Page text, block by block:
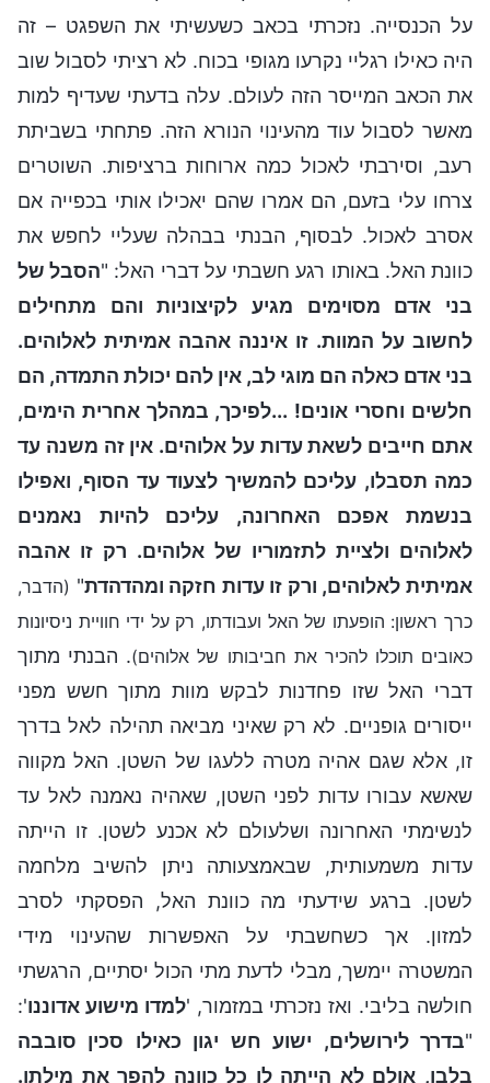
על הכנסייה. נזכרתי בכאב כשעשיתי את השפגט – זה
היה כאילו רגליי נקרעו מגופי בכוח. לא רציתי לסבול שוב
את הכאב המייסר הזה לעולם. עלה בדעתי שעדיף למות
מאשר לסבול עוד מהעינוי הנורא הזה. פתחתי בשביתת
רעב, וסירבתי לאכול כמה ארוחות ברציפות. השוטרים
צרחו עלי בזעם, הם אמרו שהם יאכילו אותי בכפייה אם
אסרב לאכול. לבסוף, הבנתי בבהלה שעליי לחפש את
כוונת האל. באותו רגע חשבתי על דברי האל: "הסבל של
בני אדם מסוימים מגיע לקיצוניות והם מתחילים
לחשוב על המוות. זו איננה אהבה אמיתית לאלוהים.
בני אדם כאלה הם מוגי לב, אין להם יכולת התמדה, הם
חלשים וחסרי אונים! ...לפיכך, במהלך אחרית הימים,
אתם חייבים לשאת עדות על אלוהים. אין זה משנה עד
כמה תסבלו, עליכם להמשיך לצעוד עד הסוף, ואפילו
בנשמת אפכם האחרונה, עליכם להיות נאמנים
לאלוהים ולציית לתזמוריו של אלוהים. רק זו אהבה
אמיתית לאלוהים, ורק זו עדות חזקה ומהדהדת" (הדבר,
כרך ראשון: הופעתו של האל ועבודתו, רק על ידי חוויית ניסיונות
כאובים תוכלו להכיר את חביבותו של אלוהים). הבנתי מתוך
דברי האל שזו פחדנות לבקש מוות מתוך חשש מפני
ייסורים גופניים. לא רק שאיני מביאה תהילה לאל בדרך
זו, אלא שגם אהיה מטרה ללעגו של השטן. האל מקווה
שאשא עבורו עדות לפני השטן, שאהיה נאמנה לאל עד
לנשימתי האחרונה ושלעולם לא אכנע לשטן. זו הייתה
עדות משמעותית, שבאמצעותה ניתן להשיב מלחמה
לשטן. ברגע שידעתי מה כוונת האל, הפסקתי לסרב
למזון. אך כשחשבתי על האפשרות שהעינוי מידי
המשטרה יימשך, מבלי לדעת מתי הכול יסתיים, הרגשתי
חולשה בליבי. ואז נזכרתי במזמור, 'למדו מישוע אדוננו':
"בדרך לירושלים, ישוע חש יגון כאילו סכין סובבה
בלבו, אולם לא הייתה לו כל כוונה להפר את מילתו.